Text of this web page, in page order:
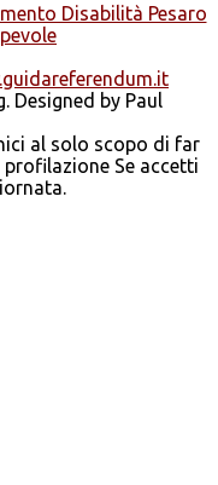
Disabilità Pesaro
Designed by Paul
al solo scopo di far
Se accetti